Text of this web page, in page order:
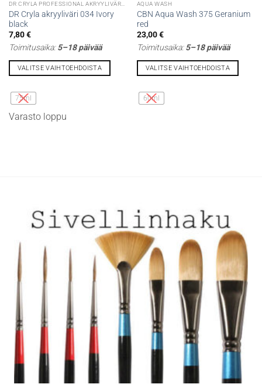
DR Cryla akryyliväri 034 Ivory
black
7,80€
Toimitusaika:5–18 päivää
VALITSE VAIHTOEHDOISTA
tuotteella
on
useampi
75ml
Varasto loppu
AQUA WASH
CBN Aqua Wash 375 Geranium
red
23,00€
Toimitusaika:5–18 päivää
VALITSE VAIHTOEHDOISTA
tuotteella
on
60ml